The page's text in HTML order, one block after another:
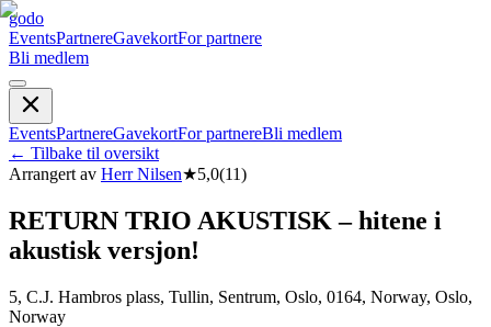
godo
EventsPartnereGavekortFor partnere
Bli medlem
EventsPartnereGavekortFor partnereBli medlem
← Tilbake til oversikt
Arrangert av Herr Nilsen★5,0(11)
RETURN TRIO AKUSTISK – hitene i
akustisk versjon!
5, C.J. Hambros plass, Tullin, Sentrum, Oslo, 0164, Norway, Oslo,
Norway